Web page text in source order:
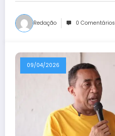
Redação 0 Comentários
09/04/2026